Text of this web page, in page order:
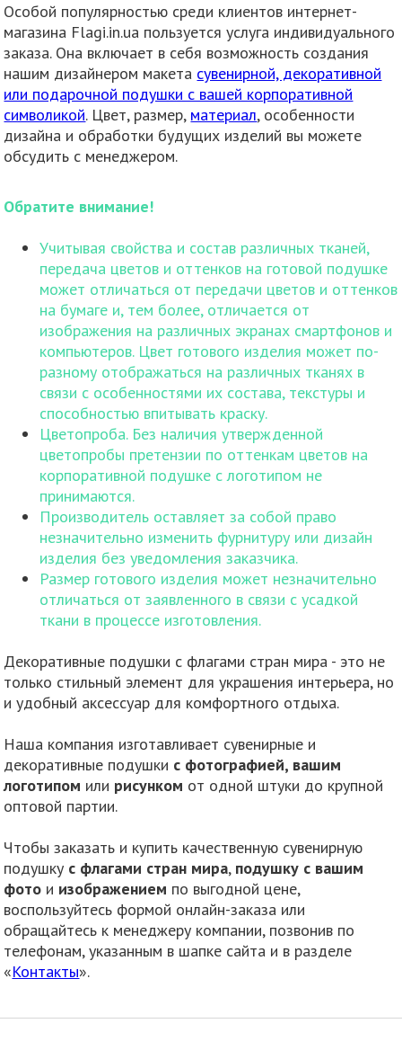
Особой популярностью среди клиентов интернет-
магазина Flagi.in.ua пользуется услуга индивидуального
заказа. Она включает в себя возможность создания
нашим дизайнером макета сувенирной, декоративной
или подарочной подушки с вашей корпоративной
символикой. Цвет, размер, материал, особенности
дизайна и обработки будущих изделий вы можете
обсудить с менеджером.
Обратите внимание!
Учитывая свойства и состав различных тканей,
передача цветов и оттенков на готовой подушке
может отличаться от передачи цветов и оттенков
на бумаге и, тем более, отличается от
изображения на различных экранах смартфонов и
компьютеров. Цвет готового изделия может по-
разному отображаться на различных тканях в
связи с особенностями их состава, текстуры и
способностью впитывать краску.
Цветопроба. Без наличия утвержденной
цветопробы претензии по оттенкам цветов на
корпоративной подушке с логотипом не
принимаются.
Производитель оставляет за собой право
незначительно изменить фурнитуру или дизайн
изделия без уведомления заказчика.
Размер готового изделия может незначительно
отличаться от заявленного в связи с усадкой
ткани в процессе изготовления.
Декоративные подушки с флагами стран мира - это не
только стильный элемент для украшения интерьера, но
и удобный аксессуар для комфортного отдыха.
Наша компания изготавливает сувенирные и
декоративные подушки с фотографией, вашим
логотипом или рисунком от одной штуки до крупной
оптовой партии.
Чтобы заказать и купить качественную сувенирную
подушку с флагами стран мира, подушку с вашим
фото и изображением по выгодной цене,
воспользуйтесь формой онлайн-заказа или
обращайтесь к менеджеру компании, позвонив по
телефонам, указанным в шапке сайта и в разделе
«Контакты».